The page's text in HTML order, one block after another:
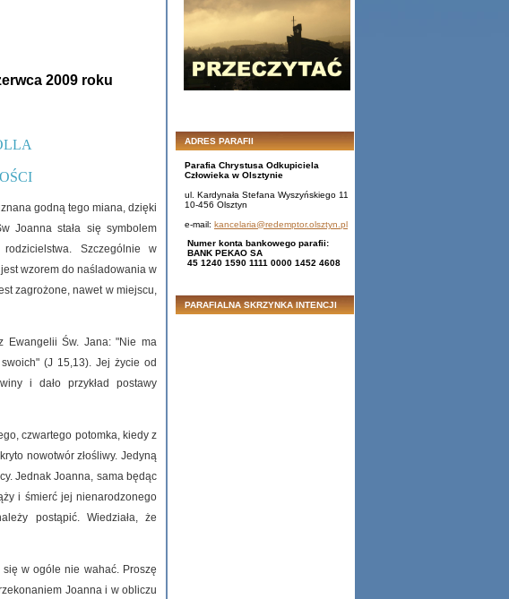
2009 roku
godną tego miana, dzięki
Joanna stała się symbolem
Szczególnie w
wzorem do naśladowania w
zagrożone, nawet w miejscu,
Ewangelii Św. Jana: "Nie ma
(J 15,13). Jej życie od
i dało przykład postawy
czwartego potomka, kiedy z
nowotwór złośliwy. Jedyną
Jednak Joanna, sama będąc
i śmierć jej nienarodzonego
postąpić. Wiedziała, że
w ogóle nie wahać. Proszę
Joanna i w obliczu
ADRES PARAFII
Parafia Chrystusa Odkupiciela
Człowieka w Olsztynie
ul. Kardynała Stefana Wyszyńskiego 11
10-456 Olsztyn
e-mail: kancelaria@redemptor.olsztyn.pl
Numer konta bankowego parafii:
BANK PEKAO SA
45 1240 1590 1111 0000 1452 4608
PARAFIALNA SKRZYNKA INTENCJI